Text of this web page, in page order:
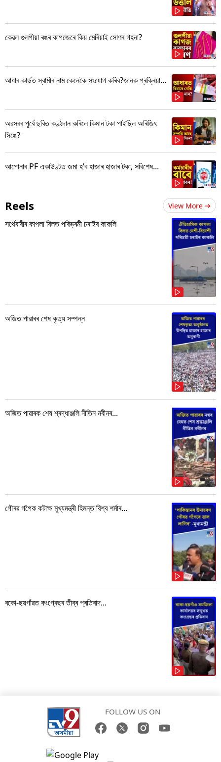
কেৱল গুলপীয়া ৰঙৰ কাগজেৰে কিয় মেৰিয়াই সোণৰ গহনা?
আধাৰ কাৰ্ডত স্বামীৰ নাম কেনেকৈ সংযোগ কৰিব?জানক প্ৰক্ৰিয়া...
অৱসৰৰ পূৰ্বে ছবিত কণ্ঠদান কৰিলে কিমান টকা পাইছিল অৰিজিৎ
সিঙে?
আপোনাৰ PF একাউণ্টত জমা হ’ব হাজাৰ হাজাৰ টকা, সবিশেষ...
Reels View More
সৰ্থেবাৰীৰ কাপলা বিলত পৰিভ্ৰমী চৰাইৰ কাকলি
অজিত পাৱাৰৰ শেষ কৃত্য সম্পন্ন
অজিত পাৱাৰক শেষ শ্ৰদ্ধাঞ্জলি নীতিন নবীনৰ...
গৌৰৱ গগৈক কটাক্ষ মুখ্যমন্ত্ৰী হিমন্ত বিশ্ব শৰ্মাৰ...
বকো-ছয়গাঁৱত কংগ্ৰেছৰ তীব্ৰ প্ৰতিবাদ...
FOLLOW US ON